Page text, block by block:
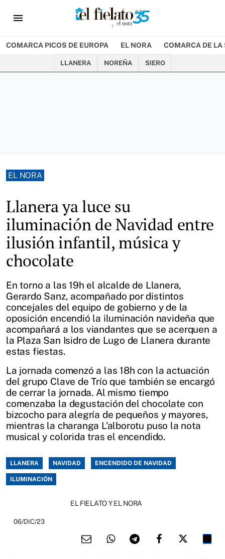
menu
COMARCA PICOS DE EUROPA EL NORA COMARCA DE LA
LLANERA NOREÑA SIERO
EL NORA
Llanera ya luce su
iluminación de Navidad entre
ilusión infantil, música y
chocolate
En torno a las 19h el alcalde de Llanera,
Gerardo Sanz, acompañado por distintos
concejales del equipo de gobierno y de la
oposición encendió la iluminación navideña que
acompañará a los viandantes que se acerquen a
la Plaza San Isidro de Lugo de Llanera durante
estas fiestas.
La jornada comenzó a las 18h con la actuación
del grupo Clave de Trío que también se encargó
de cerrar la jornada. Al mismo tiempo
comenzaba la degustación del chocolate con
bizcocho para alegría de pequeños y mayores,
mientras la charanga L’alborotu puso la nota
musical y colorida tras el encendido.
LLANERA NAVIDAD ENCENDIDO DE NAVIDAD
ILUMINACIÓN
EL FIELATO Y EL NORA
06/DIC/23